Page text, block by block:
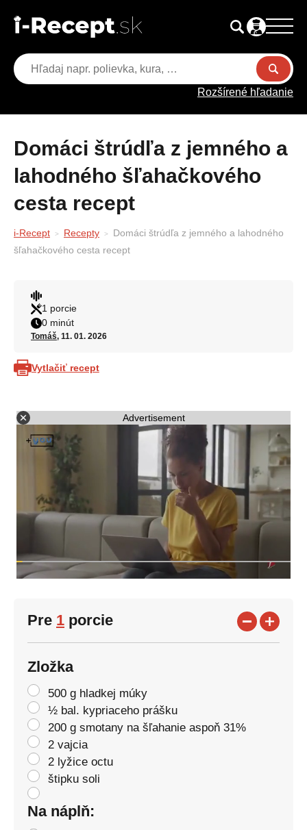
Rozšírené hľadanie
Domáci štrúdľa z jemného a
lahodného šľahačkového
cesta recept
i-Recept Recepty
Domáci štrúdľa z jemného a lahodného
šľahačkového cesta recept
1 porcie
0 minút
Tomáš, 11. 01. 2026
Vytlačiť recept
Advertisement
Pre 1 porcie
Zložka
500 g hladkej múky
½ bal. kypriaceho prášku
200 g smotany na šľahanie aspoň 31%
2 vajcia
2 lyžice octu
štipku soli
Na náplň: